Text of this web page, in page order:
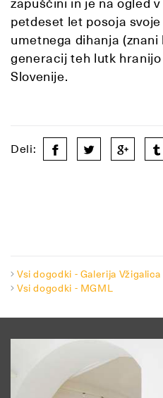
zapuščini in je na ogled
petdeset let posoja
umetnega dihanja (znani
generacij teh lutk
Slovenije.
Deli:
Vsi dogodki - Galerija Vžigalica
Vsi dogodki - MGML